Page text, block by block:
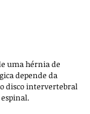
uma hérnia de
depende da
disco intervertebral